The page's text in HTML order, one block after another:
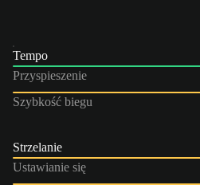
Tempo
Przyspieszenie
Szybkość biegu
Strzelanie
Ustawianie się